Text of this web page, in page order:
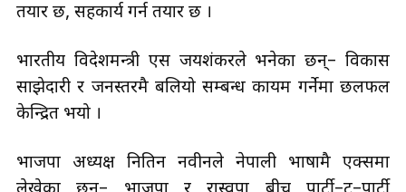
तयार छ, सहकार्य गर्न तयार छ ।
भारतीय विदेशमन्त्री एस जयशंकरले भनेका छन्– विकास
साझेदारी र जनस्तरमै बलियो सम्बन्ध कायम गर्नेमा छलफल
केन्द्रित भयो ।
भाजपा अध्यक्ष नितिन नवीनले नेपाली भाषामै एक्समा